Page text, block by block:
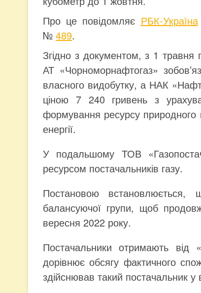
Про це повідомляє РБК-Україна
№ 489.
Згідно з документом, з 1
АТ «Чорноморнафтогаз»
власного видобутку, а НАК
ціною 7 240 гривень з
формування ресурсу природного
енергії.
У подальшому ТОВ
ресурсом постачальників газу.
Постановою встановлюється,
балансуючої групи, щоб
вересня 2022 року.
Постачальники отримають від
дорівнює обсягу фактичного
здійснював такий постачальник у